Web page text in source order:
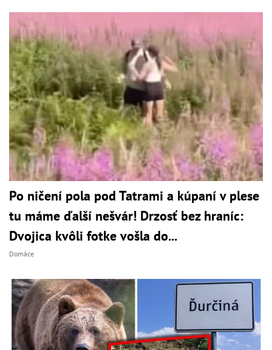
Po ničení pola pod Tatrami a kúpaní v plese
tu máme ďalší nešvár! Drzosť bez hraníc:
Dvojica kvôli fotke vošla do...
Domáce